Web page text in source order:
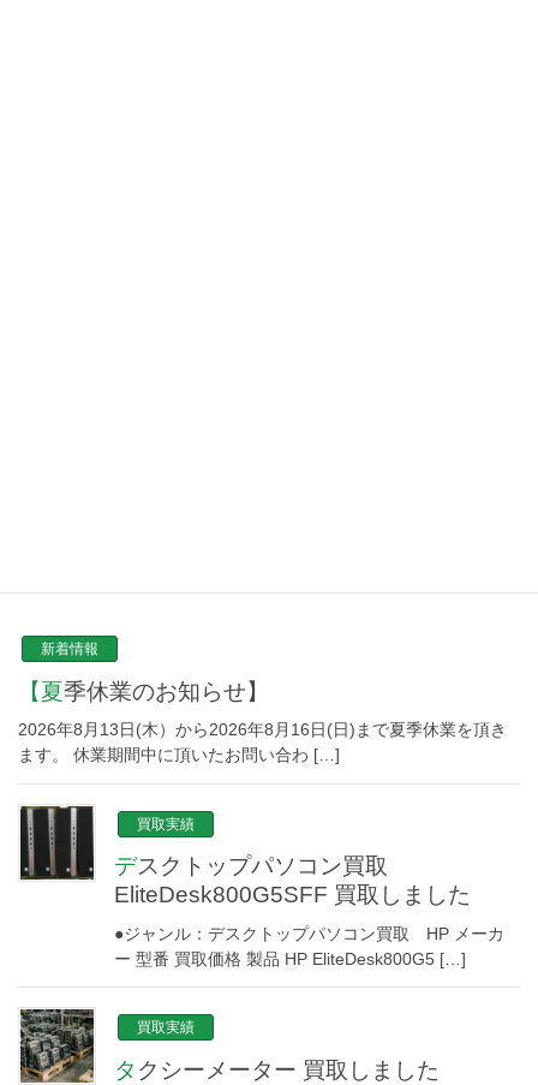
新着情報
【夏季休業のお知らせ】
2026年8月13日(木）から2026年8月16日(日)まで夏季休業を頂き
ます。 休業期間中に頂いたお問い合わ […]
買取実績
デスクトップパソコン買取
EliteDesk800G5SFF 買取しました
●ジャンル：デスクトップパソコン買取 HP メーカ
ー 型番 買取価格 製品 HP EliteDesk800G5 […]
買取実績
タクシーメーター 買取しました